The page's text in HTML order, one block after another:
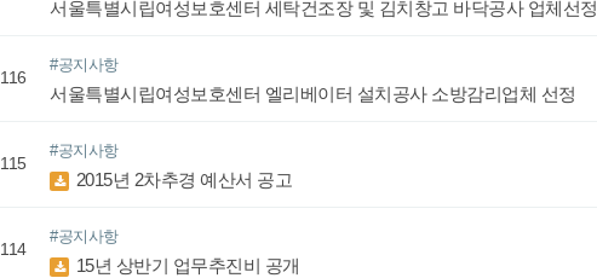
서울특별시립여성보호센터 세탁건조장 및 김치창고 바닥공사 업체선정
116
#공지사항
서울특별시립여성보호센터 엘리베이터 설치공사 소방감리업체 선정
115
#공지사항
2015년 2차추경 예산서 공고
114
#공지사항
15년 상반기 업무추진비 공개